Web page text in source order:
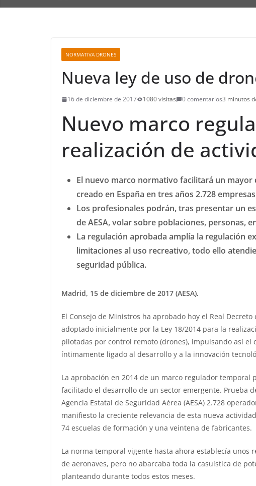
NORMATIVA DRONES
Nueva ley de uso de
16 de diciembre de 2017 1080 visitas 0 comentarios3 minutos
Nuevo marco
realización de
El nuevo marco normativo facilitará un
creado en España en tres años 2.728
Los profesionales podrán, tras presentar un
de AESA, volar sobre poblaciones, personas,
La regulación aprobada amplía la regulación
limitaciones al uso recreativo, todo ello
seguridad pública.
Madrid, 15 de diciembre de 2017 (AESA).
El Consejo de Ministros ha aprobado hoy el Real
adoptado inicialmente por la Ley 18/2014 para la
pilotadas por control remoto (drones), impulsando así el
íntimamente ligado al desarrollo y a la innovación
La aprobación en 2014 de un marco regulador temporal
facilitado el desarrollo de un sector emergente. Prueba
Agencia Estatal de Seguridad Aérea (AESA) 2.728
manifiesto la creciente relevancia de esta nueva
74 escuelas de formación y una veintena de fabricantes.
La norma temporal vigente hasta ahora establecía
de aeronaves, pero no abarcaba toda la casuística de
planteando durante todos estos meses.